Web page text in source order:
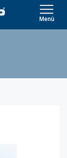
Menü